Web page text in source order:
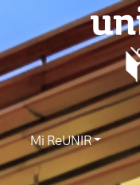
Mi ReUNIR